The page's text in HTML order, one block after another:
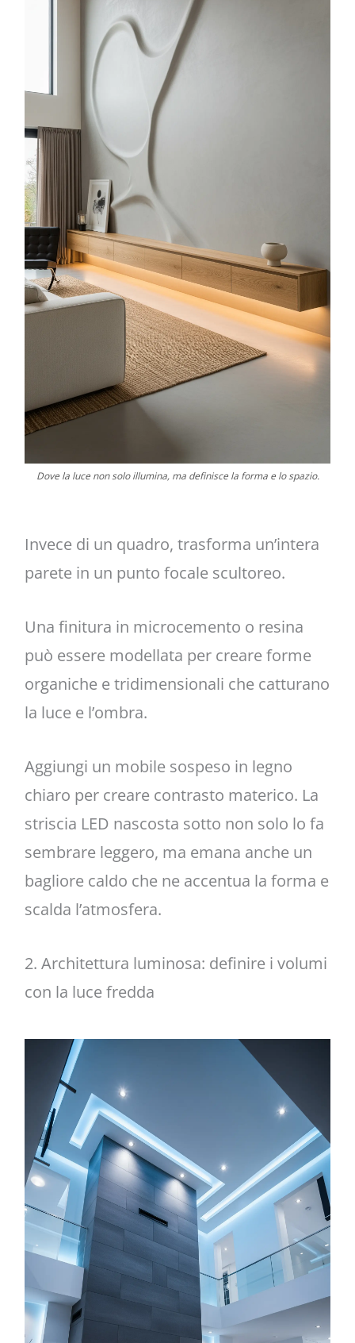
Dove la luce non solo illumina, ma definisce la forma e lo spazio.
Invece di un quadro, trasforma un’intera
parete in un punto focale scultoreo.
Una finitura in microcemento o resina
può essere modellata per creare forme
organiche e tridimensionali che catturano
la luce e l’ombra.
Aggiungi un mobile sospeso in legno
chiaro per creare contrasto materico. La
striscia LED nascosta sotto non solo lo fa
sembrare leggero, ma emana anche un
bagliore caldo che ne accentua la forma e
scalda l’atmosfera.
2. Architettura luminosa: definire i volumi
con la luce fredda